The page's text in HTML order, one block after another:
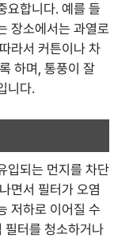
요합니다. 예를 들
장소에서는 과열로
라서 커튼이나 차
하며, 통풍이 잘
니다.
입되는 먼지를 차단
면서 필터가 오염
저하로 이어질 수
필터를 청소하거나